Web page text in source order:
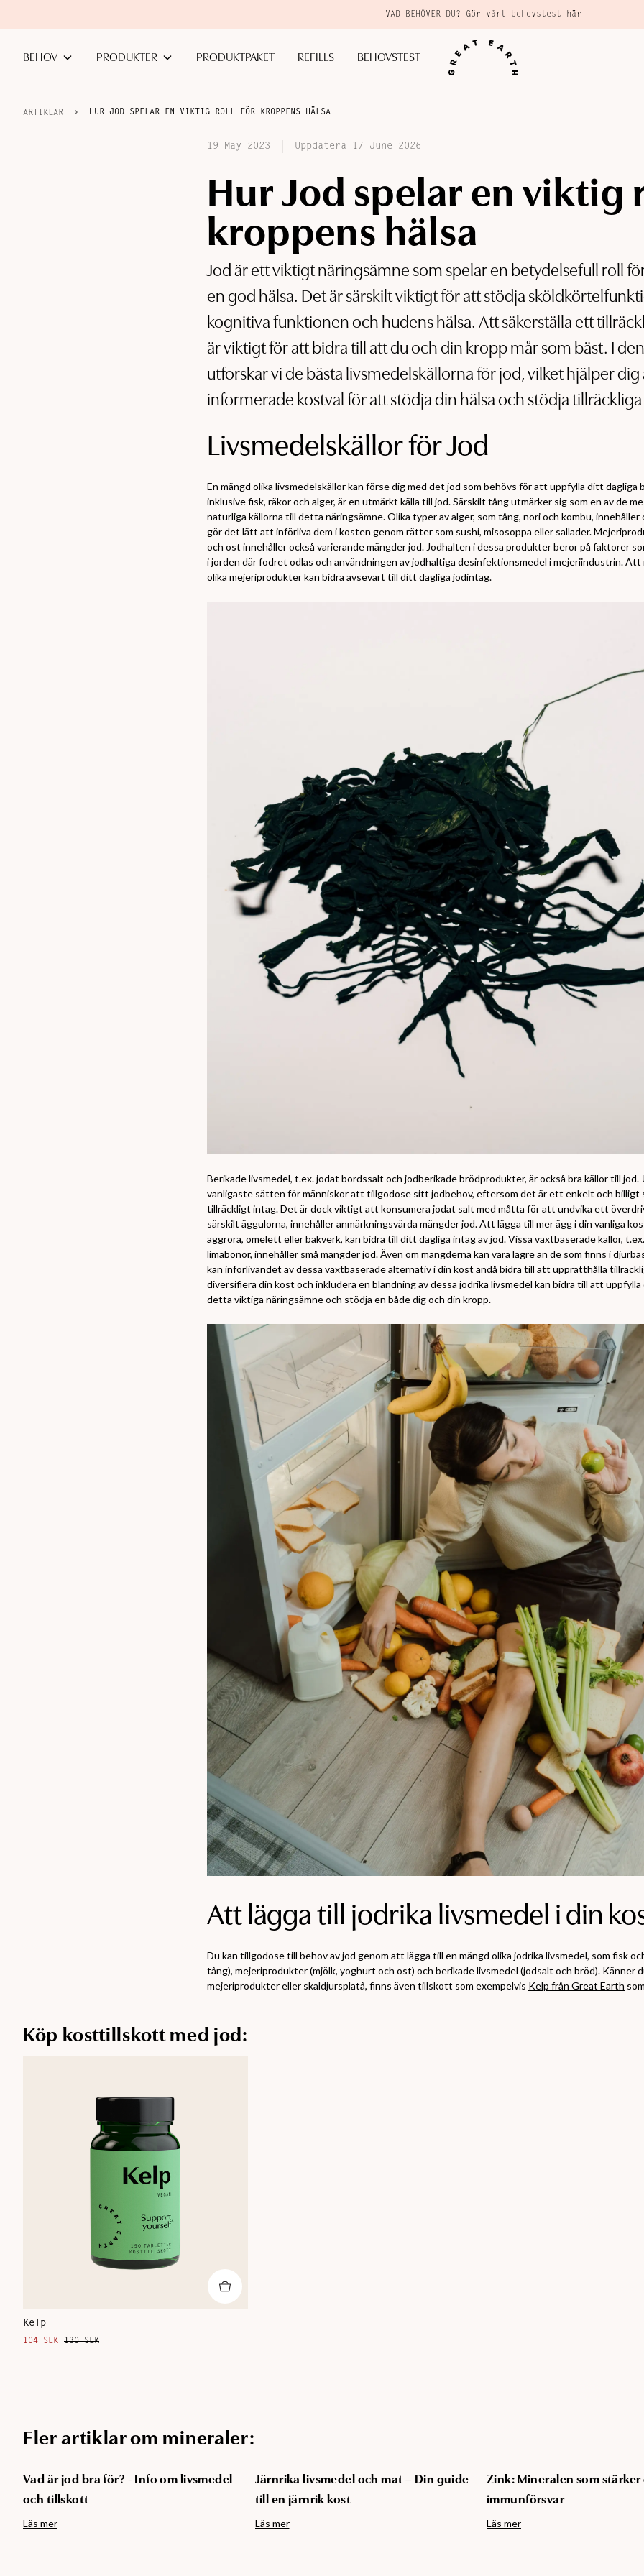
VAD BEHÖVER DU? Gör vårt behovstest här
BEHOV PRODUKTER PRODUKTPAKET REFILLS BEHOVSTEST
ARTIKLAR HUR JOD SPELAR EN VIKTIG ROLL FÖR KROPPENS HÄLSA
19 May 2023 Uppdatera 17 June 2026
Hur Jod spelar en viktig
kroppens hälsa
Jod är ett viktigt näringsämne som spelar en betydelsefull roll
en god hälsa. Det är särskilt viktigt för att stödja
kognitiva funktionen och hudens hälsa. Att säkerställa ett
är viktigt för att bidra till att du och din kropp mår som bäst. I
utforskar vi de bästa livsmedelskällorna för jod, vilket hjälper
informerade kostval för att stödja din hälsa och stödja
Livsmedelskällor för Jod
En mängd olika livsmedelskällor kan förse dig med det jod som behövs för att uppfylla ditt dagliga
inklusive fisk, räkor och alger, är en utmärkt källa till jod. Särskilt tång utmärker sig som en av de
naturliga källorna till detta näringsämne. Olika typer av alger, som tång, nori och kombu, innehåller
gör det lätt att införliva dem i kosten genom rätter som sushi, misosoppa eller sallader.
och ost innehåller också varierande mängder jod. Jodhalten i dessa produkter beror på faktorer
i jorden där fodret odlas och användningen av jodhaltiga desinfektionsmedel i mejeriindustrin.
olika mejeriprodukter kan bidra avsevärt till ditt dagliga jodintag.
Berikade livsmedel, t.ex. jodat bordssalt och jodberikade brödprodukter, är också bra källor till jod.
vanligaste sätten för människor att tillgodose sitt jodbehov, eftersom det är ett enkelt och
tillräckligt intag. Det är dock viktigt att konsumera jodat salt med måtta för att undvika ett
särskilt äggulorna, innehåller anmärkningsvärda mängder jod. Att lägga till mer ägg i din vanliga
äggröra, omelett eller bakverk, kan bidra till ditt dagliga intag av jod. Vissa växtbaserade källor,
limabönor, innehåller små mängder jod. Även om mängderna kan vara lägre än de som finns i
kan införlivandet av dessa växtbaserade alternativ i din kost ändå bidra till att upprätthålla
diversifiera din kost och inkludera en blandning av dessa jodrika livsmedel kan bidra till att
detta viktiga näringsämne och stödja en både dig och din kropp.
Att lägga till jodrika livsmedel i din
Du kan tillgodose till behov av jod genom att lägga till en mängd olika jodrika livsmedel, som fisk
tång), mejeriprodukter (mjölk, yoghurt och ost) och berikade livsmedel (jodsalt och bröd). Känner
mejeriprodukter eller skaldjursplatå, finns även tillskott som exempelvis Kelp från Great Earth
Köp kosttillskott med jod:
Kelp
104 SEK 130 SEK
Fler artiklar om mineraler:
Vad är jod bra för? - Info om livsmedel
och tillskott
Läs mer
Järnrika livsmedel och mat – Din guide
till en järnrik kost
Läs mer
Zink: Mineralen som
immunförsvar
Läs mer